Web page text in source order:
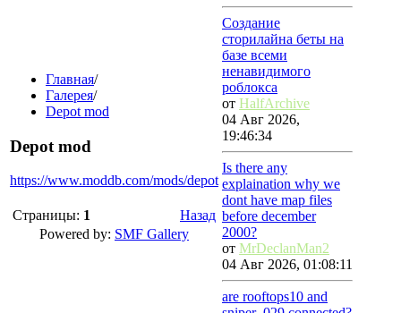
Главная/
Галерея/
Depot mod
Depot mod
https://www.moddb.com/mods/depot
Страницы: 1
Назад
Powered by: SMF Gallery
Создание
сторилайна беты на
базе всеми
ненавидимого
роблокса
от HalfArchive
04 Авг 2026,
19:46:34
Is there any
explaination why we
dont have map files
before december
2000?
от MrDeclanMan2
04 Авг 2026, 01:08:11
are rooftops10 and